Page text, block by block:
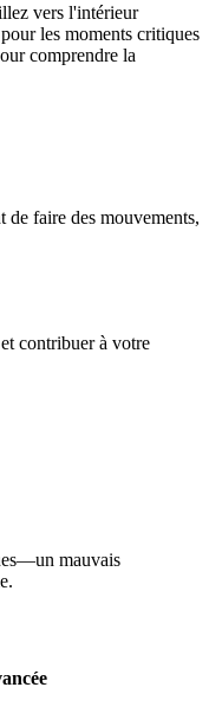
vers l'intérieur
les moments critiques
comprendre la
de faire des mouvements,
contribuer à votre
mauvais